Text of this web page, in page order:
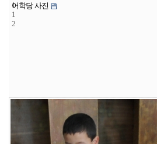
1
1
2
어학당 사진